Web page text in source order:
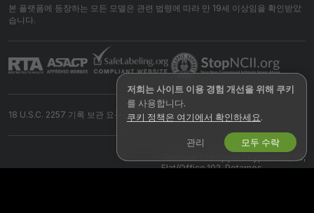
본 플랫폼에 등장하는 모든 모델은 관련 법령에 따라 만 19세 이상임을 확인받았
습니다.
18 U.S.C. 2257 기록 보관 요구 사항 준수 성명서
저희는 사이트 이용 경험 개선을 위해 쿠키
를 사용합니다.
쿠키 정책은 여기에서 확인하세요.
관리 모두 수락